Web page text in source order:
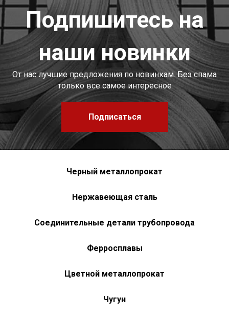
Подпишитесь на
наши новинки
От нас лучшие предложения по новинкам. Без спама
только все самое интересное
Подписаться
Черный металлопрокат
Нержавеющая сталь
Соединительные детали трубопровода
Ферросплавы
Цветной металлопрокат
Чугун